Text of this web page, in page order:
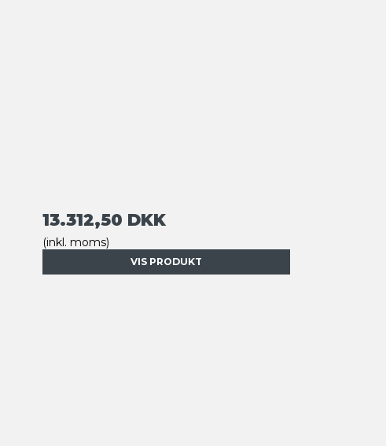
13.312,50 DKK
(inkl. moms)
VIS PRODUKT